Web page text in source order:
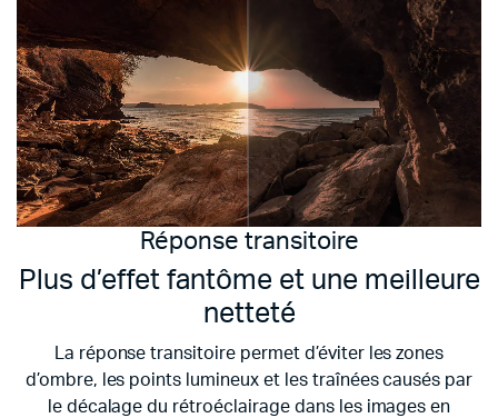
Réponse transitoire
Plus d’effet fantôme et une meilleure
netteté
La réponse transitoire permet d’éviter les zones
d’ombre, les points lumineux et les traînées causés par
le décalage du rétroéclairage dans les images en